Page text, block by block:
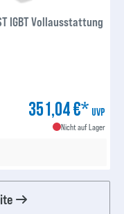
IGBT Vollausstattung
351,04 €* UVP
Nicht auf Lager